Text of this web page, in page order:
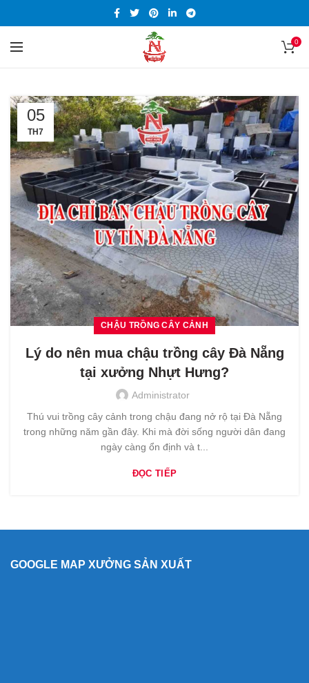
0
05
TH7
CHẬU TRỒNG CÂY CẢNH
Lý do nên mua chậu trồng cây Đà Nẵng
tại xưởng Nhựt Hưng?
Administrator
Thú vui trồng cây cảnh trong chậu đang nở rộ tại Đà Nẵng
trong những năm gần đây. Khi mà đời sống người dân đang
ngày càng ổn định và t...
ĐỌC TIẾP
GOOGLE MAP XƯỞNG SẢN XUẤT